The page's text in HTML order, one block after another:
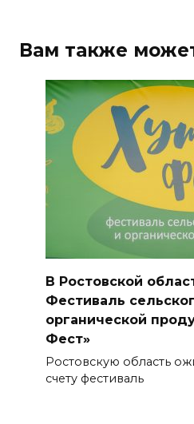
Вам также
В Ростовской
Фестиваль
органической
Фест»
Ростовскую область
счету фестиваль